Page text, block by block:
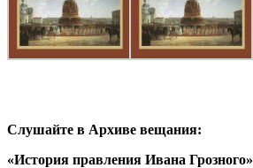
Слушайте в Архиве вещания:
«История правления Ивана Грозного»